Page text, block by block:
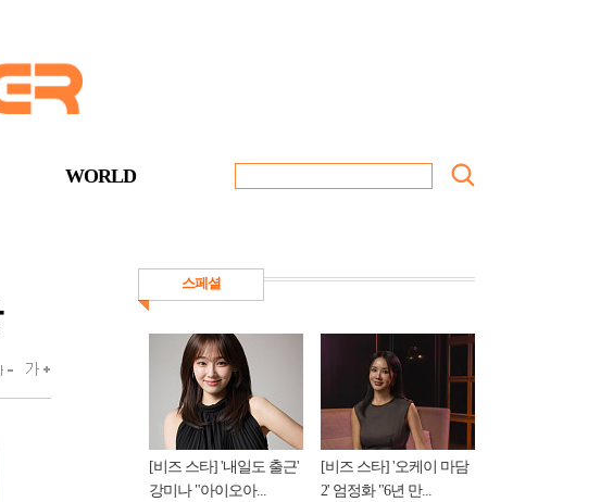
WORLD
스페셜
[비즈 스타] '내일도 출근'
강미나 "아이오아...
[비즈 스타] '오케이 마담
2' 엄정화 "6년 만...